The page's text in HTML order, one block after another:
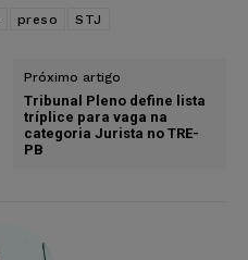
preso STJ
Próximo artigo
Tribunal Pleno define lista
tríplice para vaga na
categoria Jurista no TRE-
PB